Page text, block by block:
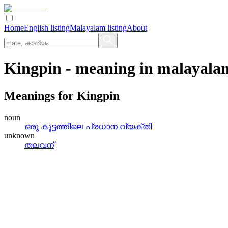
HomeEnglish listingMalayalam listingAbout
Kingpin - meaning in
Meanings for Kingpin
noun
ഒരു കൂട്ടത്തിലെ പ്രധാന വ്യക്തി
unknown
തലവന്